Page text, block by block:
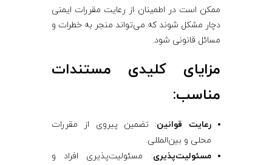
ممکن است در اطمینان از رعایت مقررات ایمنی
دچار مشکل شوند که می‌تواند منجر به خطرات و
مسائل قانونی شود.
مزایای کلیدی مستندات
مناسب:
رعایت قوانین: تضمین پیروی از مقررات
محلی و بین‌المللی.
مسئولیت‌پذیری: مسئولیت‌پذیری افراد و